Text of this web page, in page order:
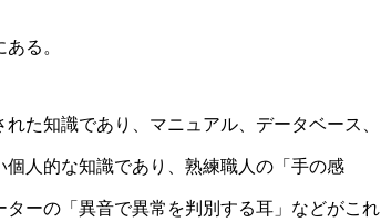
る。
た知識であり、マニュアル、データベース、
個人的な知識であり、熟練職人の「手の感
ーの「異音で異常を判別する耳」などがこれ